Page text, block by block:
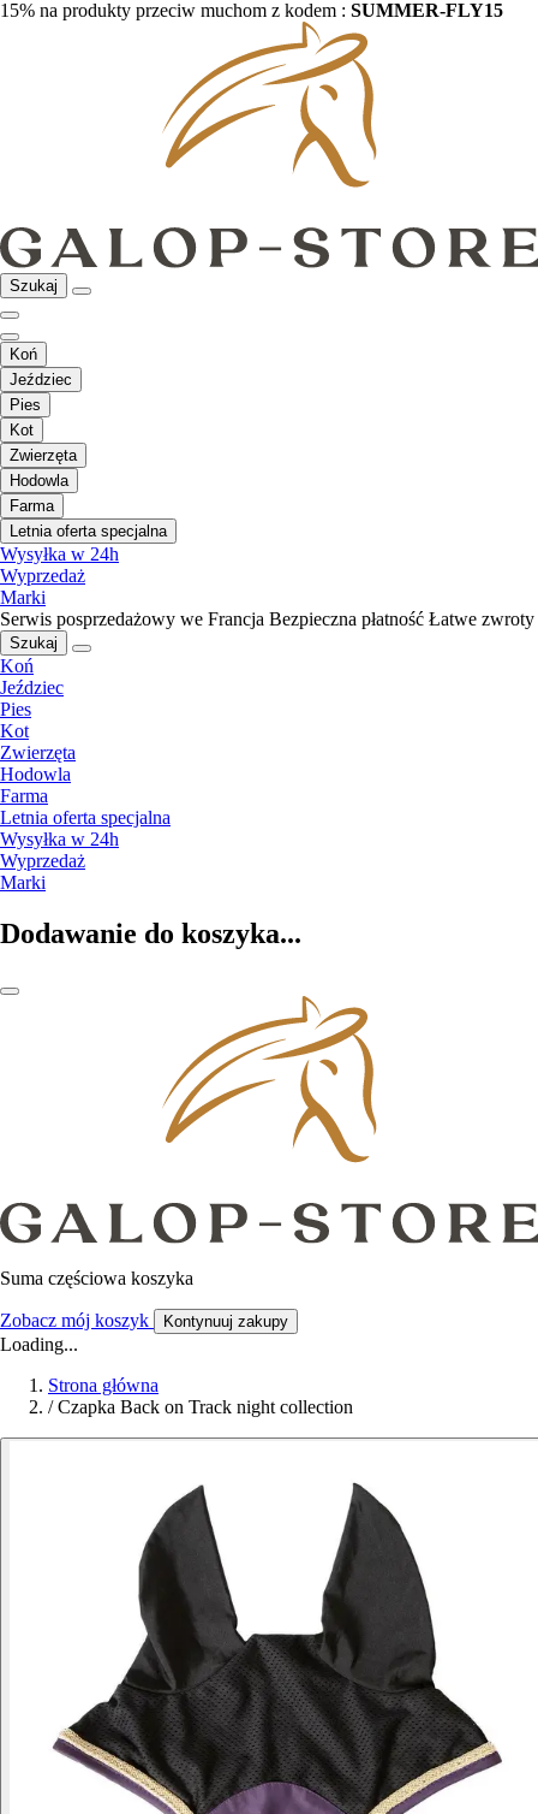
15% na produkty przeciw muchom z kodem : SUMMER-FLY15
Szukaj
Koń
Jeździec
Pies
Kot
Zwierzęta
Hodowla
Farma
Letnia oferta specjalna
Wysyłka w 24h
Wyprzedaż
Marki
Serwis posprzedażowy we Francja Bezpieczna płatność Łatwe zwroty
Szukaj
Koń
Jeździec
Pies
Kot
Zwierzęta
Hodowla
Farma
Letnia oferta specjalna
Wysyłka w 24h
Wyprzedaż
Marki
Dodawanie do koszyka...
Suma częściowa koszyka
Zobacz mój koszyk Kontynuuj zakupy
Loading...
Strona główna
/ Czapka Back on Track night collection